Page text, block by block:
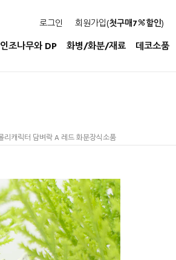
로그인 회원가입(첫구매7 할인)
인조나무와 DP 화병/화분/재료 데코소품
캐릭터 담벼락 A 레드 화분장식소품